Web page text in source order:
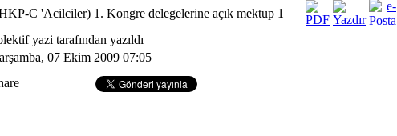
C 'Acilciler) 1. Kongre delegelerine açık mektup 1
yazi tarafından yazıldı
07 Ekim 2009 07:05